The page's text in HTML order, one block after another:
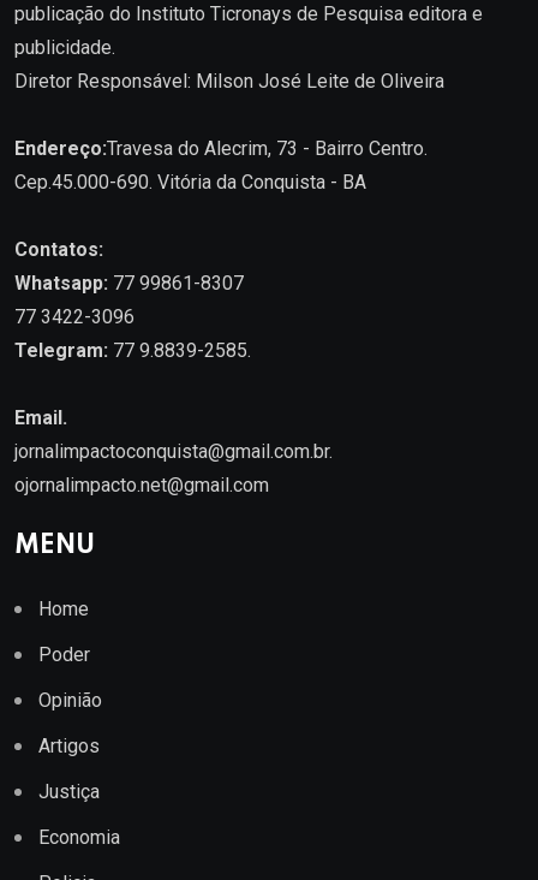
publicação do Instituto Ticronays de Pesquisa editora e
publicidade.
Diretor Responsável: Milson José Leite de Oliveira
Endereço:Travesa do Alecrim, 73 - Bairro Centro.
Cep.45.000-690. Vitória da Conquista - BA
Contatos:
Whatsapp: 77 99861-8307
77 3422-3096
Telegram: 77 9.8839-2585.
Email.
jornalimpactoconquista@gmail.com.br.
ojornalimpacto.net@gmail.com
MENU
Home
Poder
Opinião
Artigos
Justiça
Economia